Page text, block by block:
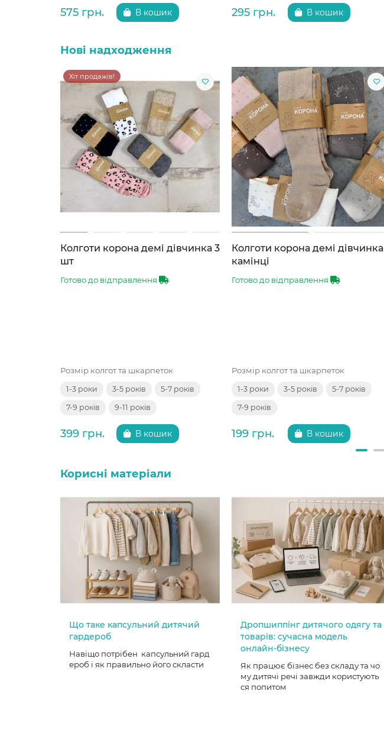
575 грн. В кошик 295 грн. В кошик
Нові надходження
Хіт продажів!
Колготи корона демі дівчинка 3
шт
Готово до відправлення
Розмір колгот та шкарпеток
1-3 роки 3-5 років 5-7 років
7-9 років 9-11 років
399 грн. В кошик
Колготи корона демі дівчинка
камінці
Готово до відправлення
Розмір колгот та шкарпеток
1-3 роки 3-5 років 5-7 років
7-9 років
199 грн. В кошик
Корисні матеріали
Що таке капсульний дитячий
гардероб
Навіщо потрібен капсульний гард
ероб і як правильно його скласти
Дропшиппінг дитячого одягу та
товарів: сучасна модель
онлайн-бізнесу
Як працює бізнес без складу та чо
му дитячі речі завжди користують
ся попитом